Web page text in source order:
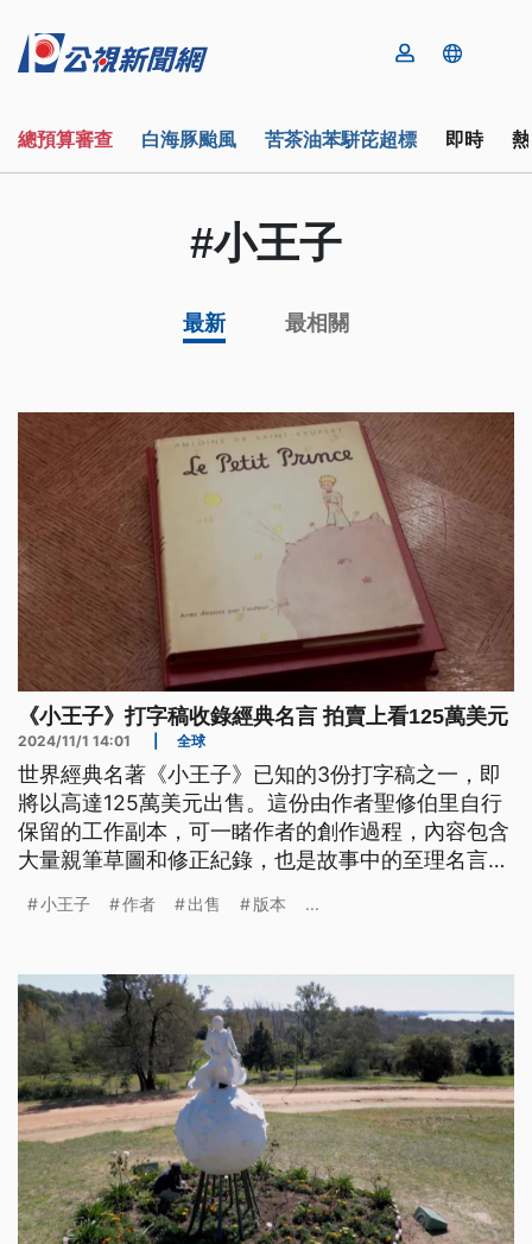
總預算審查 白海豚颱風 苦茶油苯駢芘超標 即時
#小王子
最新 最相關
《小王子》打字稿收錄經典名言 拍賣上看125萬美元
2024/11/1 14:01 全球
世界經典名著《小王子》已知的3份打字稿之一，即
將以高達125萬美元出售。這份由作者聖修伯里自行
保留的工作副本，可一睹作者的創作過程，內容包含
大量親筆草圖和修正紀錄，也是故事中的至理名言，
小王子 作者 出售 版本 ...